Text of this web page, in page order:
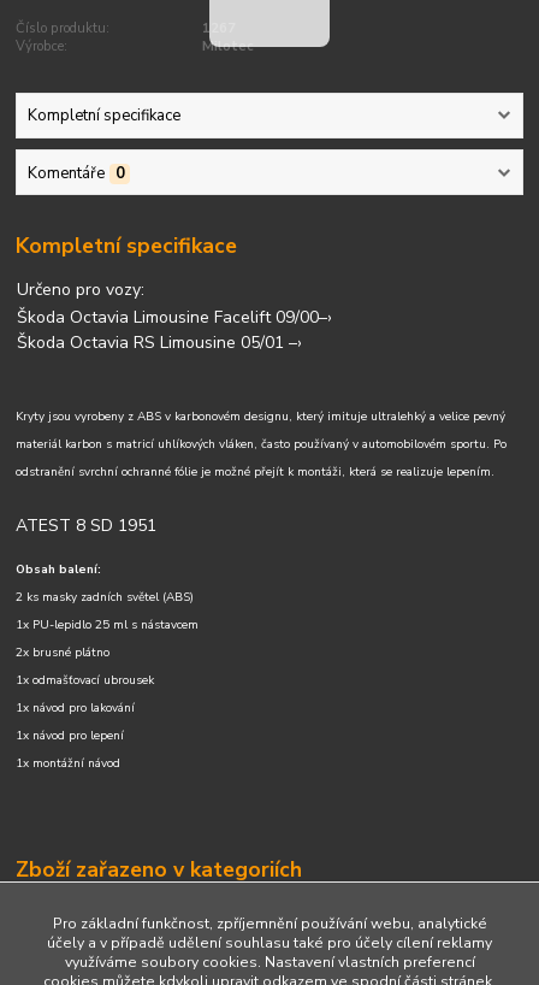
Číslo produktu:
1267
Výrobce:
Milotec
Kompletní specifikace
Komentáře 0
Kompletní specifikace
Určeno pro vozy:
Škoda Octavia Limousine Facelift 09/00–›
Škoda Octavia RS Limousine 05/01 –›
Kryty jsou vyrobeny z ABS v karbonovém designu, který imituje ultralehký a velice pevný
materiál karbon s matricí uhlíkových vláken, často používaný v automobilovém sportu. Po
odstranění svrchní ochranné fólie je možné přejít k montáži, která se realizuje lepením.
ATEST 8 SD 1951
Obsah balení:
2 ks masky zadních světel (ABS)
1x PU-lepidlo 25 ml s nástavcem
2x brusné plátno
1x odmašťovací ubrousek
1x návod pro lakování
1x návod pro lepení
1x montážní návod
Zboží zařazeno v kategoriích
Pro základní funkčnost, zpříjemnění používání webu, analytické
účely a v případě udělení souhlasu také pro účely cílení reklamy
využíváme soubory cookies. Nastavení vlastních preferencí
cookies můžete kdykoli upravit odkazem ve spodní části stránek.